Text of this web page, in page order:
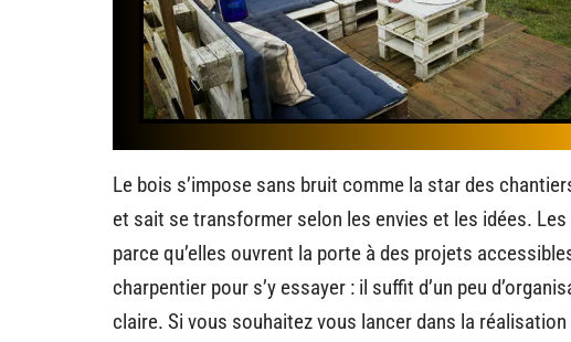
Le bois s’impose sans bruit comme la star des
et sait se transformer selon les envies et les idées.
parce qu’elles ouvrent la porte à des projets
charpentier pour s’y essayer : il suffit d’un peu
claire. Si vous souhaitez vous lancer dans la réalisation